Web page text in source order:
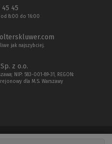
45
od 8:00 do 16:00
jak najszybciej.
z o.o.
NIP: 583-001-89-31, REGON:
rejonowy dla M.S. Warszawy